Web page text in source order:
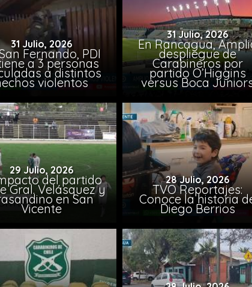
31 Julio, 2026
Fernando, PDI
a 3 personas
a distintos
violentos
31 Julio, 2026
En Rancagua,
despliegue de
Carabineros por
partido O’Higgins
versus Boca
29 Julio, 2026
del partido
Gral. Velásquez y
en San
Vicente
28 Julio, 2026
TVO Reportajes:
Conoce la historia
Diego Berrios